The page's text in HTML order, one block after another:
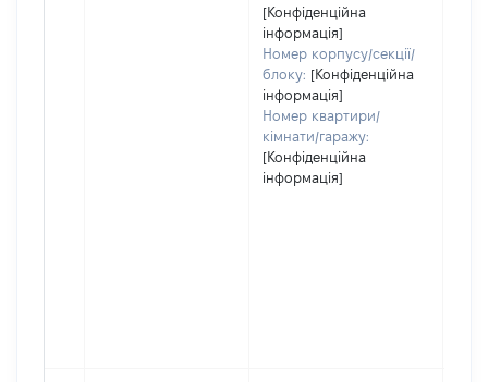
[Конфіденційна
інформація]
Номер корпусу/секції/
блоку: [Конфіденційна
інформація]
Номер квартири/
кімнати/гаражу:
[Конфіденційна
інформація]